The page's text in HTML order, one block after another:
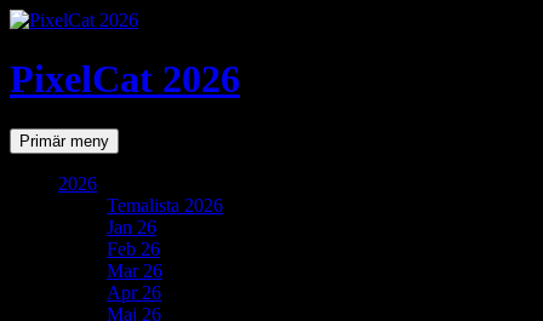
PixelCat 2026
SökPrimär meny Gå
till
2026
Temalista 2026
Jan 26
Feb 26
Mar 26
Apr 26
Maj 26